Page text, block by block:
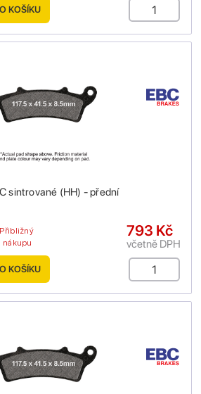
KOŠÍKU
sintrované (HH) - přední
nákupu
793 Kč
včetně DPH
KOŠÍKU